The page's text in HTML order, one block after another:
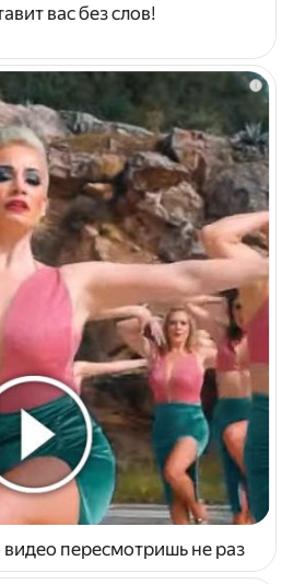
вас без слов!
i
видео пересмотришь не раз